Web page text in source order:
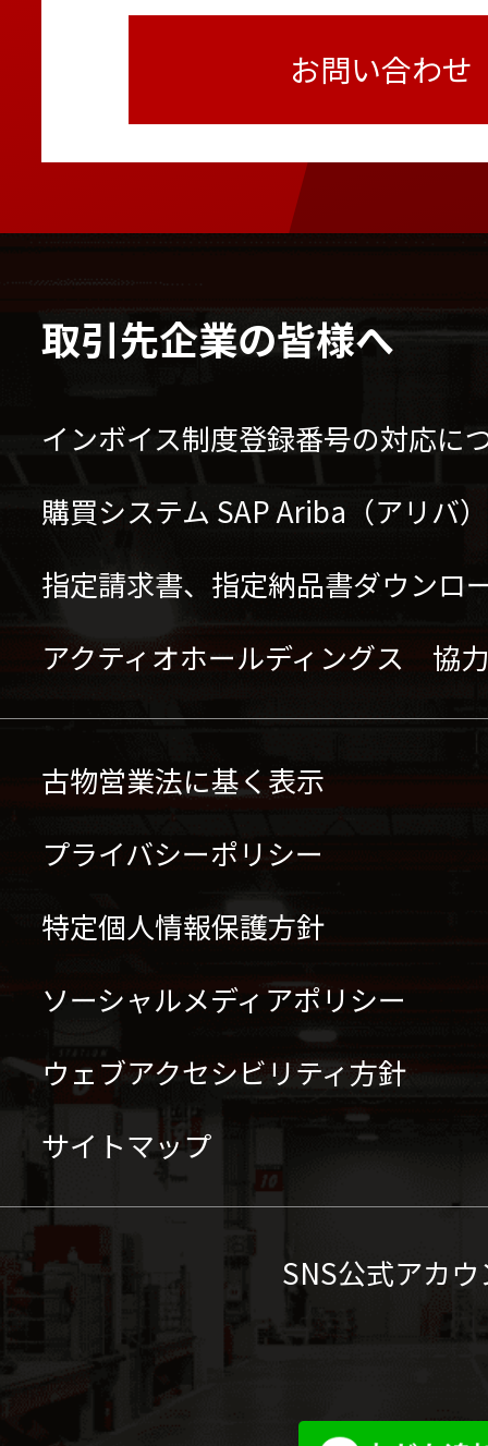
お問い合わせ
取引先企業の皆様へ
インボイス制度登録番号の対応に
購買システム SAP Ariba（アリバ
指定請求書、指定納品書ダウンロ
アクティオホールディングス 協
古物営業法に基く表示
プライバシーポリシー
特定個人情報保護方針
ソーシャルメディアポリシー
ウェブアクセシビリティ方針
サイトマップ
SNS公式アカ